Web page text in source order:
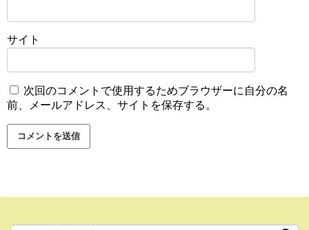
サイト
次回のコメントで使用するためブラウザーに自分の名
前、メールアドレス、サイトを保存する。